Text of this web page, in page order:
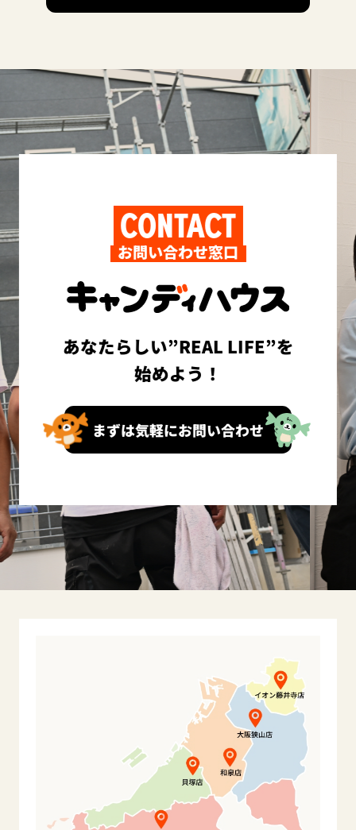
CONTACT
お問い合わせ窓口
あなたらしい”REAL LIFE”を
始めよう！
まずは気軽にお問い合わせ